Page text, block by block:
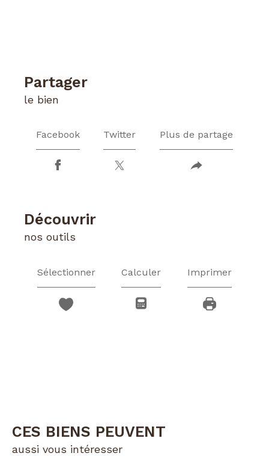
partager
le bien
Facebook Twitter Plus de partage
découvrir
nos outils
Sélectionner Calculer Imprimer
CES BIENS PEUVENT
aussi vous intéresser